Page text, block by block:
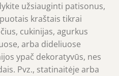
užsiauginti patisonus,
kraštais tikrai
cukinijas, agurkus
arba dideliuose
ypač dekoratyvūs, nes
Pvz., statinaitėje arba